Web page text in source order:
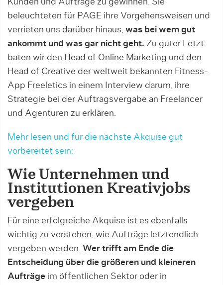
beleuchteten für PAGE ihre Vorgehensweisen und
verrieten uns darüber hinaus, was bei wem gut
ankommt und was gar nicht geht. Zu guter Letzt
baten wir den Head of Online Marketing und den
Head of Creative der weltweit bekannten Fitness-
App Freeletics in einem Interview darum, ihre
Strategie bei der Auftragsvergabe an Freelancer
und Agenturen zu erklären.
Mehr lesen und für die nächste Akquise gut
vorbereitet sein:
Wie Unternehmen und
Institutionen Kreativjobs
vergeben
Für eine erfolgreiche Akquise ist es ebenfalls
wichtig zu verstehen, wie Aufträge letztendlich
vergeben werden. Wer trifft am Ende die
Entscheidung über die größeren und kleineren
Aufträge im öffentlichen Sektor oder in